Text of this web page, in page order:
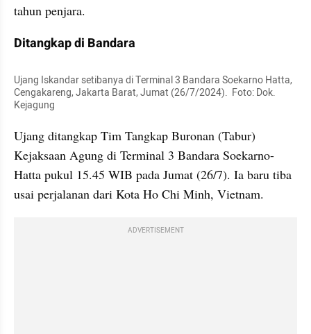
tahun penjara.
Ditangkap di Bandara
Ujang Iskandar setibanya di Terminal 3 Bandara Soekarno Hatta,
Cengakareng, Jakarta Barat, Jumat (26/7/2024).  Foto: Dok.
Kejagung
Ujang ditangkap Tim Tangkap Buronan (Tabur)
Kejaksaan Agung di Terminal 3 Bandara Soekarno-
Hatta pukul 15.45 WIB pada Jumat (26/7). Ia baru tiba
usai perjalanan dari Kota Ho Chi Minh, Vietnam.
ADVERTISEMENT